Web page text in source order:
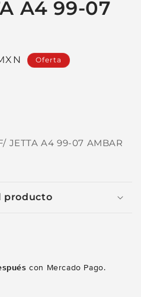
A4 99-07
Oferta
JETTA A4 99-07 AMBAR
producto
con Mercado Pago.